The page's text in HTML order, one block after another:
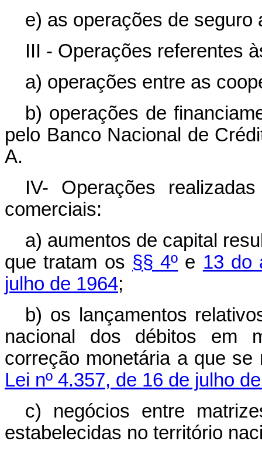
e) as operações de seguro
III - Operações referentes
a) operações entre as
b) operações de
pelo Banco Nacional de
A.
IV- Operações
comerciais:
a) aumentos de capital
que tratam os §§ 4º e 13 do
julho de 1964;
b) os lançamentos
nacional dos débitos em
correção monetária a que
Lei nº 4.357, de 16 de julho
c) negócios entre
estabelecidas no território